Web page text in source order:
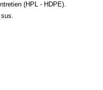
(HPL - HDPE).